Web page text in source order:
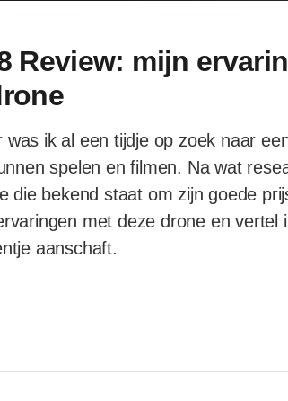
Review: mijn
was ik al een tijdje op zoek naar
spelen en filmen. Na wat
die bekend staat om zijn goede
met deze drone en vertel
aanschaft.